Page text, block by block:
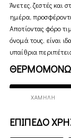
Άνετες, ζεστές και
ημέρα,
Αποτίοντας φόρο
όνομά τους, είναι
υπαίθρια
ΧΑΜΗΛΉ
ΕΠΙΠΕΔΟ